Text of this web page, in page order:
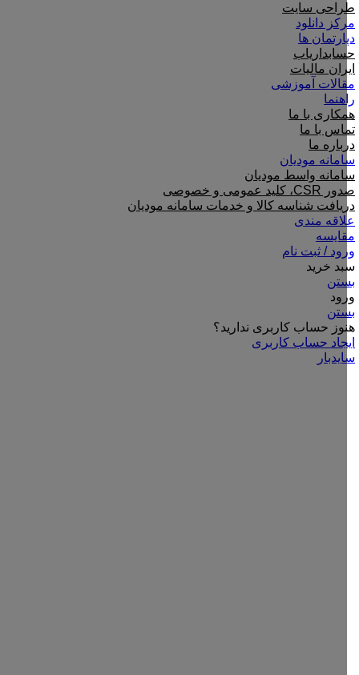
طراحی سایت
مرکز دانلود
دپارتمان ها
حسابداریاب
ایران مالیات
مقالات آموزشی
راهنما
همکاری با ما
تماس با ما
درباره ما
سامانه مودیان
سامانه واسط مودیان
صدور CSR، کلید عمومی و خصوصی
دریافت شناسه کالا و خدمات سامانه مودیان
علاقه مندی
مقایسه
ورود / ثبت نام
سبد خرید
بستن
ورود
بستن
هنوز حساب کاربری ندارید؟
ایجاد حساب کاربری
سایدبار